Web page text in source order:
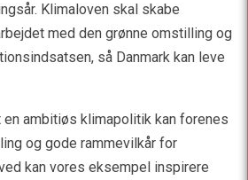
Klimaloven skal skabe
med den grønne omstilling og
så Danmark kan leve
en ambitiøs klimapolitik kan forenes
og gode rammevilkår for
kan vores eksempel inspirere